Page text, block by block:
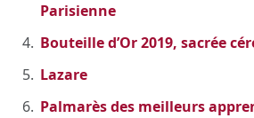
Parisienne
Bouteille d’Or 2019, sacrée
Lazare
Palmarès des meilleurs